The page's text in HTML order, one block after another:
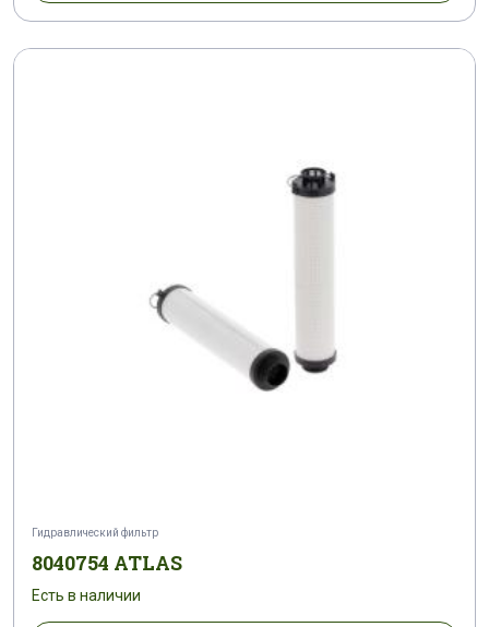
Гидравлический фильтр
8040754 ATLAS
Есть в наличии